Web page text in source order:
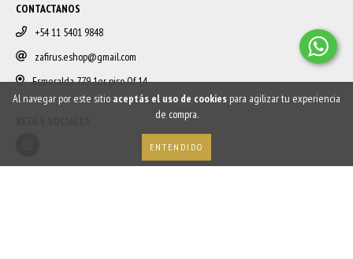
Al navegar por este sitio aceptás el uso de cookies para agilizar tu experiencia
de compra.
ENTENDIDO
CONTACTANOS
+54 11 5401 9848
zafirus.eshop@gmail.com
Esmeralda 779 1er piso Of 14